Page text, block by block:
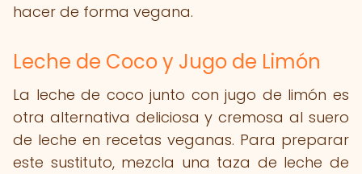
hacer de forma vegana.
Leche de Coco y Jugo de Limón
La leche de coco junto con jugo de limón es
otra alternativa deliciosa y cremosa al suero
de leche en recetas veganas. Para preparar
este sustituto, mezcla una taza de leche de